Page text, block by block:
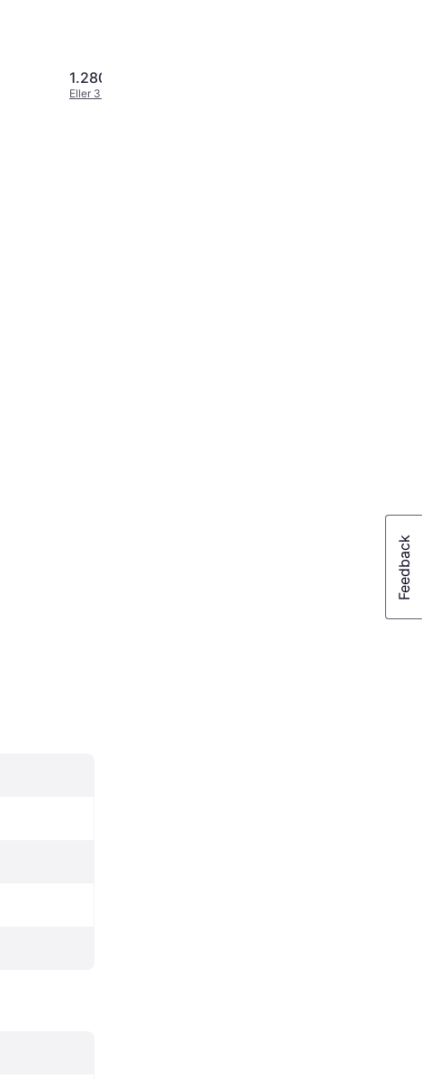
1.280 kr.
Eller 3 betalinger af 427 kr.